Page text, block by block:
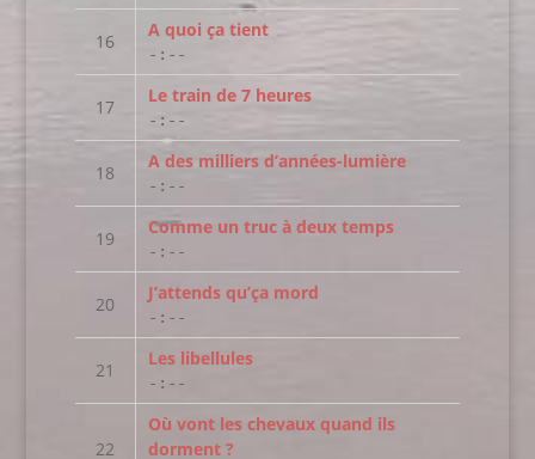
A quoi ça tient
-:--
Le train de 7 heures
-:--
A des milliers d’années-lumière
-:--
Comme un truc à deux temps
-:--
J’attends qu’ça mord
-:--
Les libellules
-:--
Où vont les chevaux quand ils
dorment ?